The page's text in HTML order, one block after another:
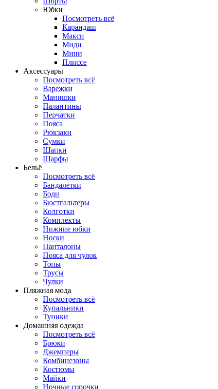
Юбки
Посмотреть всё
Карандаш
Макси
Миди
Мини
Плиссе
Аксессуары
Посмотреть всё
Варежки
Манишки
Палантины
Перчатки
Пояса
Рюкзаки
Сумки
Шапки
Шарфы
Бельё
Посмотреть всё
Бандалетки
Боди
Бюстгальтеры
Колготки
Комплекты
Нижние юбки
Носки
Панталоны
Поясa для чулок
Топы
Трусы
Чулки
Пляжная мода
Посмотреть всё
Купальники
Туники
Домашняя одежда
Посмотреть всё
Брюки
Джемперы
Комбинезоны
Костюмы
Майки
Ночные сорочки